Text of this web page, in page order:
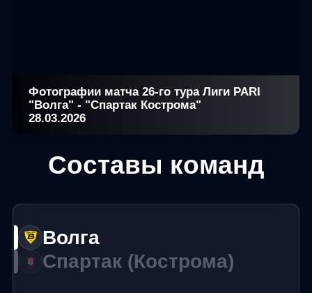
Фотографии матча 26-го тура Лиги PARI
"Волга" - "Спартак Кострома"
28.03.2026
Составы команд
Волга
Спартак (Кострома)